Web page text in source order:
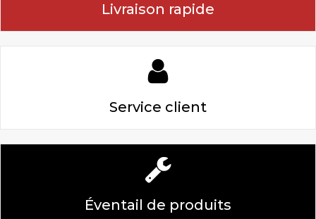
Livraison rapide
Service client
Éventail de produits